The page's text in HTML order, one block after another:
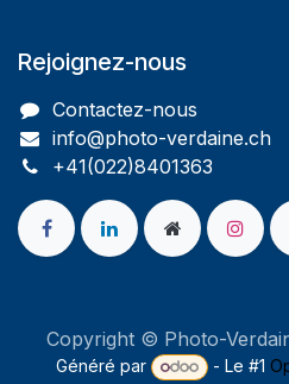
Rejoignez-nous
Contactez-nous
info@photo-verdaine.ch​
​​+41(022)8401363
Copyright © Photo-
Généré par
- Le #1